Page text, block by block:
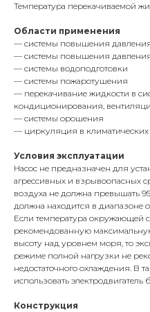
Температура перекачиваемой
Области применения
— системы повышения
— системы повышения
— системы водоподготовки
— системы пожаротушения
— перекачивание жидкости в
кондиционирования,
— системы орошения
— циркуляция в климатических
Условия эксплуатации
Насос не предназначен для
агрессивных и взрывоопасных
воздуха не должна превышать
должна находится в диапазоне
Если температура окружающей
рекомендованную
высоту над уровнем моря, то
режиме полной нагрузки не
недостаточного охлаждения. В
использовать
Конструкция